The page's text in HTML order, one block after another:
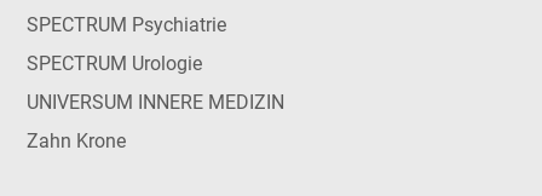
SPECTRUM Psychiatrie
SPECTRUM Urologie
UNIVERSUM INNERE MEDIZIN
Zahn Krone